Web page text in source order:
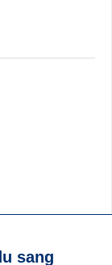
sang